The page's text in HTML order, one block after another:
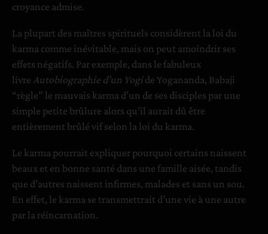
croyance admise.
La plupart des maîtres spirituels considèrent la loi du
karma comme inévitable, mais on peut amoindrir ses
effets négatifs. Par exemple, dans le fabuleux
livre Autobiographie d’un Yogide Yogananda, Babaji
“règle” le mauvais karma d’un de ses disciples par une
simple petite brûlure alors qu’il aurait dû être
entièrement brûlé vif selon la loi du karma.
Le karma pourrait expliquer pourquoi certains naissent
beaux et en bonne santé dans une famille aisée, tandis
que d’autres naissent infirmes, malades et sans un sou.
En effet, le karma se transmettrait d’une vie à une autre
par la réincarnation.